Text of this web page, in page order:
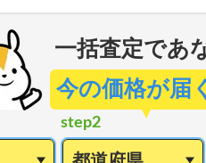
一括査定であ
今の価格が届
step2